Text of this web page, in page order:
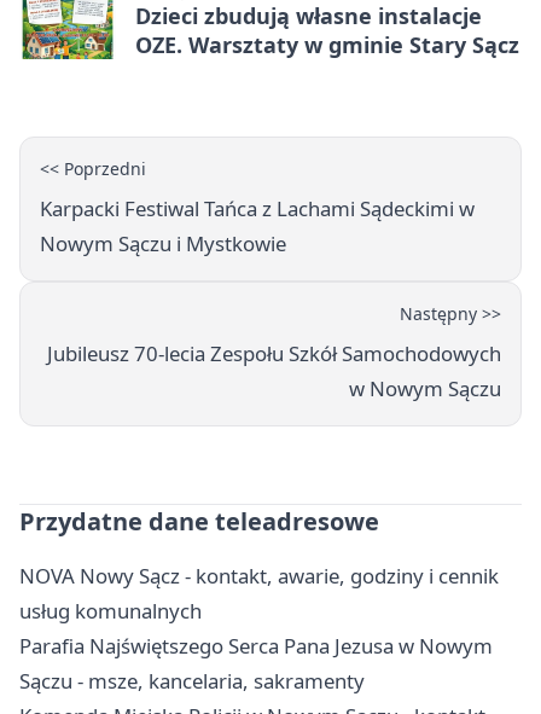
Dzieci zbudują własne instalacje
OZE. Warsztaty w gminie Stary Sącz
<< Poprzedni
Karpacki Festiwal Tańca z Lachami Sądeckimi w
Nowym Sączu i Mystkowie
Następny >>
Jubileusz 70-lecia Zespołu Szkół Samochodowych
w Nowym Sączu
Przydatne dane teleadresowe
NOVA Nowy Sącz - kontakt, awarie, godziny i cennik
usług komunalnych
Parafia Najświętszego Serca Pana Jezusa w Nowym
Sączu - msze, kancelaria, sakramenty